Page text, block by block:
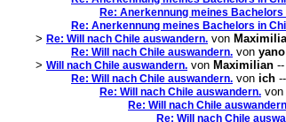
Re: Anerkennung meines Bachelors
Re: Anerkennung meines Bachelors in
> Re: Will nach Chile auswandern. von
Re: Will nach Chile auswandern. von yano
> Will nach Chile auswandern. von Maximilian
Re: Will nach Chile auswandern. von ich
Re: Will nach Chile auswandern. von
Re: Will nach Chile
Re: Will nach Chile